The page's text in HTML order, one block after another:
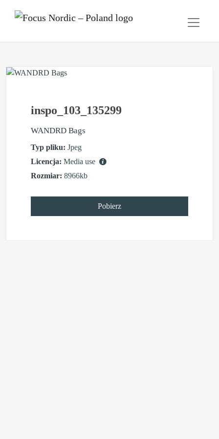
inspo_103_135299
WANDRD Bags
Typ pliku: Jpeg
Licencja: Media use
Rozmiar: 8966kb
Pobierz